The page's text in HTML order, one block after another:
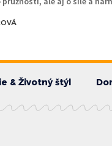
& Životný štýl